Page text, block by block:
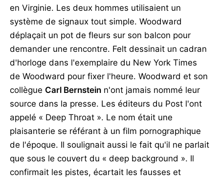
en Virginie. Les deux hommes utilisaient un
système de signaux tout simple. Woodward
déplaçait un pot de fleurs sur son balcon pour
demander une rencontre. Felt dessinait un cadran
d'horloge dans l'exemplaire du New York Times
de Woodward pour fixer l'heure. Woodward et son
collègue Carl Bernstein n'ont jamais nommé leur
source dans la presse. Les éditeurs du Post l'ont
appelé « Deep Throat ». Le nom était une
plaisanterie se référant à un film pornographique
de l'époque. Il soulignait aussi le fait qu'il ne parlait
que sous le couvert du « deep background ». Il
confirmait les pistes, écartait les fausses et